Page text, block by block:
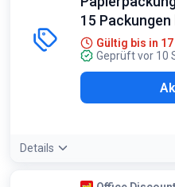
Nur für gewerbliche
15
Gültig bis in
Geprüft vor 10
Details
Bedingungen: